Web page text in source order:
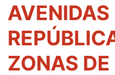
AVENIDAS
ZONAS DE